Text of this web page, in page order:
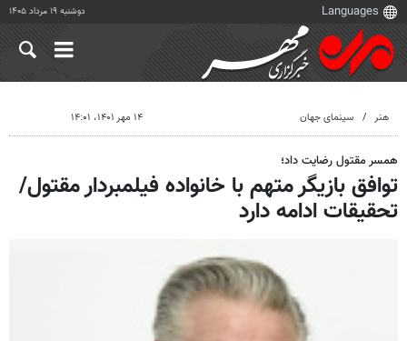
دوشنبه ۱۹ مرداد ۱۴۰۵
هنر سینمای جهان ۱۴ مهر ۱۴۰۱، ۱۴:۰۱
همسر مقتول رضایت داد؛
توافق بازیگر متهم با خانواده فیلمبردار مقتول/
تحقیقات ادامه دارد